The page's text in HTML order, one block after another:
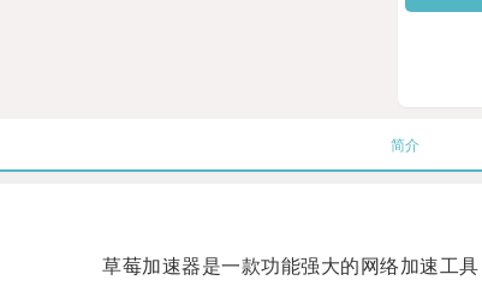
简介
草莓加速器是一款功能强大的网络加速工具